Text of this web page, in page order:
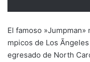
El famoso
mpicos de Los
egresado de North